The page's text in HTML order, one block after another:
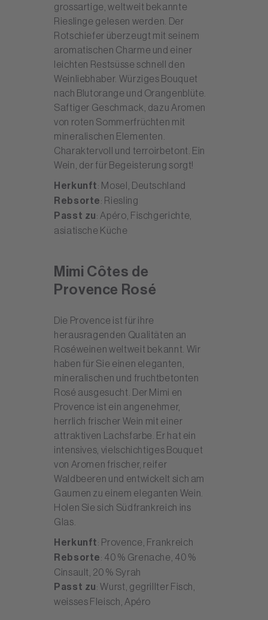
grossartige, weltweit bekannte
Rieslinge gelesen werden. Der
Rotschiefer überzeugt mit seinem
aromatischen Charme und einer
leichten Restsüsse schnell den
Weinliebhaber. Würziges Bouquet
nach Blutorange und Orangenblüte.
Saftiger Geschmack, dazu Aromen
von roten Sommerfrüchten mit
mineralischen Elementen.
Charaktervoll und terroirbetont. Ein
Wein, der für Begeisterung sorgt!
Herkunft: Mosel, Deutschland
Rebsorte: Riesling
Passt zu: Apéro, Fischgerichte,
asiatische Küche
Mimi Côtes de
Provence Rosé
Die Provence ist für ihre
herausragenden Qualitäten an
Roséweinen weltweit bekannt. Wir
haben für Sie einen eleganten,
mineralischen und fruchtbetonten
Rosé ausgesucht. Der Mimi en
Provence ist ein angenehmer,
herrlich frischer Wein mit einer
attraktiven Lachsfarbe. Er hat ein
intensives, vielschichtiges Bouquet
von Aromen frischer, reifer
Waldbeeren und entwickelt sich am
Gaumen zu einem eleganten Wein.
Holen Sie sich Südfrankreich ins
Glas.
Herkunft: Provence, Frankreich
Rebsorte: 40 % Grenache, 40 %
Cinsault, 20 % Syrah
Passt zu: Wurst, gegrillter Fisch,
weisses Fleisch, Apéro